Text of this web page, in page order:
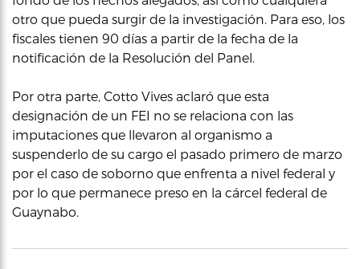
otro que pueda surgir de la investigación. Para eso, los
fiscales tienen 90 días a partir de la fecha de la
notificación de la Resolución del Panel.
Por otra parte, Cotto Vives aclaró que esta
designación de un FEI no se relaciona con las
imputaciones que llevaron al organismo a
suspenderlo de su cargo el pasado primero de marzo
por el caso de soborno que enfrenta a nivel federal y
por lo que permanece preso en la cárcel federal de
Guaynabo.